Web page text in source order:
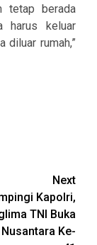
tetap berada
harus keluar
diluar rumah,”
Next
Kapolri,
TNI Buka
Ke-